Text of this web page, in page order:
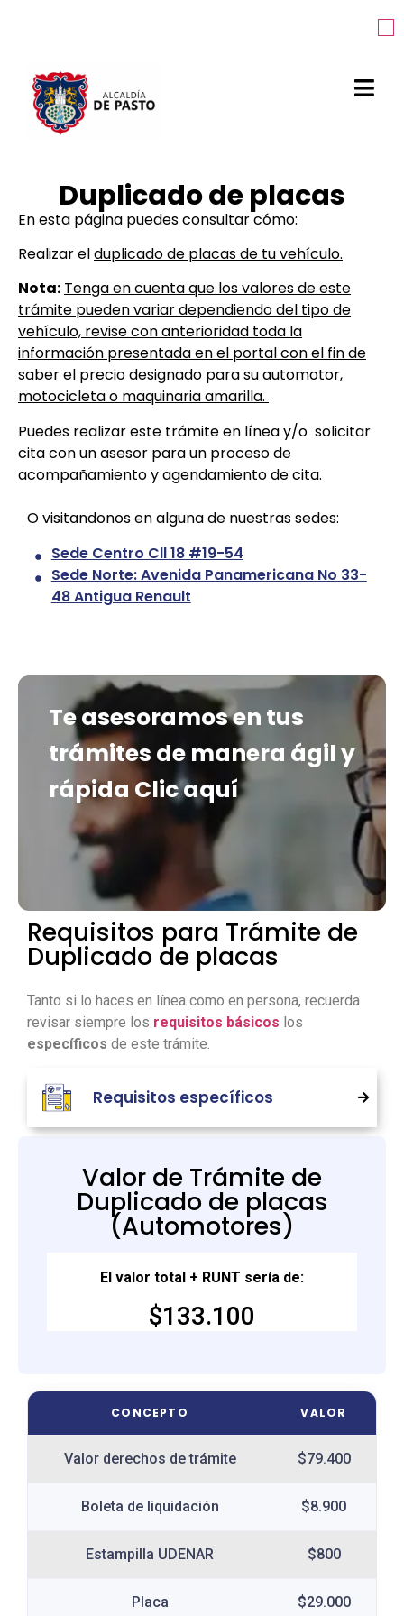
Duplicado de placas
En esta página puedes consultar cómo:
Realizar elduplicado de placas de tu vehículo.
Nota: Tenga en cuenta que los valores de este
trámite pueden variar dependiendo del tipo de
vehículo, revise con anterioridad toda la
información presentada en el portal con el fin de
saber el precio designado para su automotor,
motocicleta o maquinaria amarilla.
Puedes realizar este trámite en línea y/o solicitar
cita con un asesor para un proceso de
acompañamiento y agendamiento de cita.
O visitandonos en alguna de nuestras sedes:
Sede Centro Cll 18 #19-54
Sede Norte: Avenida Panamericana No 33-
48 Antigua Renault
Te asesoramos en tus
trámites de manera ágil y
rápida Clic aquí
Requisitos para Trámite de
Duplicado de placas
Tanto si lo haces en línea como en persona, recuerda
revisar siempre los requisitos básicos los
específicos de este trámite.
Requisitos específicos
Valor de Trámite de
Duplicado de placas
(Automotores)
El valor total + RUNT sería de:
$133.100
CONCEPTO VALOR
Valor derechos de trámite $79.400
Boleta de liquidación $8.900
Estampilla UDENAR $800
Placa $29.000